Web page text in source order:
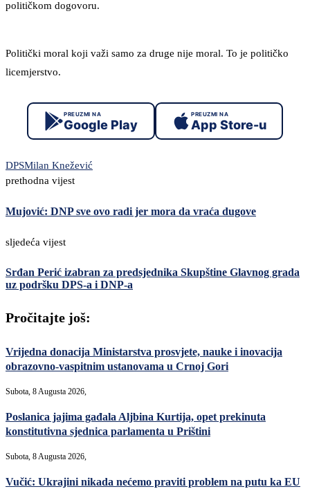
političkom dogovoru.
Politički moral koji važi samo za druge nije moral. To je političko
licemjerstvo.
PREUZMI NA
Google Play
PREUZMI NA
App Store-u
DPSMilan Knežević
prethodna vijest
Mujović: DNP sve ovo radi jer mora da vraća dugove
sljedeća vijest
Srđan Perić izabran za predsjednika Skupštine Glavnog grada
uz podršku DPS-a i DNP-a
Pročitajte još:
Vrijedna donacija Ministarstva prosvjete, nauke i inovacija
obrazovno-vaspitnim ustanovama u Crnoj Gori
Subota, 8 Augusta 2026,
Poslanica jajima gađala Aljbina Kurtija, opet prekinuta
konstitutivna sjednica parlamenta u Prištini
Subota, 8 Augusta 2026,
Vučić: Ukrajini nikada nećemo praviti problem na putu ka EU